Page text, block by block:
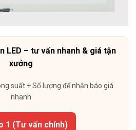
LED – tư vấn nhanh & giá tận
xưởng
suất + Số lượng để nhận báo giá
nhanh
1 (Tư vấn chính)